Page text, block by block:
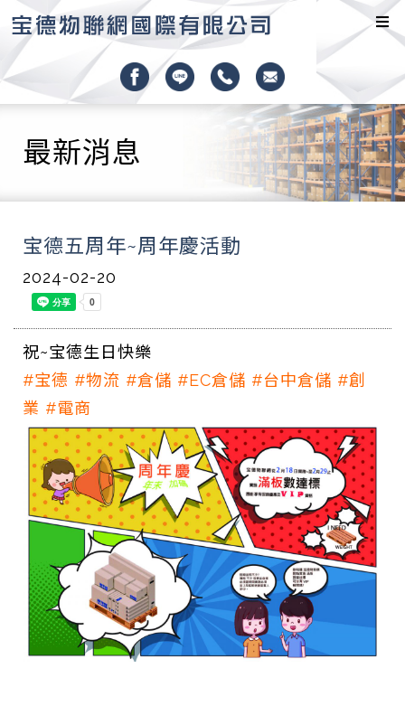
最新消息
宝德五周年~周年慶活動
2024-02-20
祝~宝德生日快樂
#宝德 #物流 #倉儲 #EC倉儲 #台中倉儲 #創
業 #電商